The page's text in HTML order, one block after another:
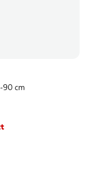
90 cm